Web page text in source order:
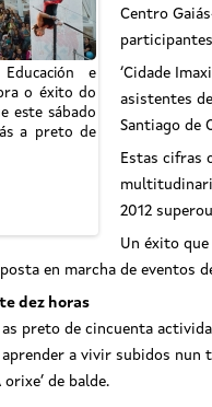
e
o éxito do
este sábado
a preto de
A Consellería
Ordenación
festival ‘Cidade
reuniu no
Centro
‘Cidade
asistentes
Santiago de
Estas cifras
2012
Un éxito
en marcha de eventos
dez horas
preto de cincuenta
a vivir subidos nun
de balde.